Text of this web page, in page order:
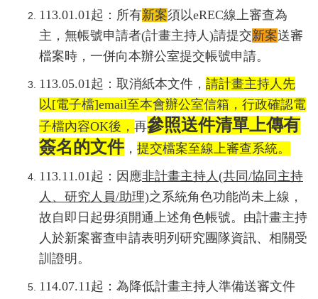
113.01.01起：所有新案須以eREC線上審查為
主，無帳號申請者(計畫主持人)請提交新案送審
檔案時，一併向本辦公室提交帳號申請。
113.05.01起：取消紙本文件， 請計畫主持人先
以[電子檔]email至本會辦公室信箱，行政確認電
子檔內容OK後， 再參照送件清單上傳有
簽名的文件， 提交檔案至線上審查系統。
113.11.01起：因應非計畫主持人(共同/協同主持
人、研究人員/助理)之系統角色功能尚未上線，
故自即日起毋須開通上述角色帳號。 由計畫主持
人於新案審查申請表明列研究團隊資訊、相關受
訓證明。
114.07.11起：為降低計畫主持人準備送審文件